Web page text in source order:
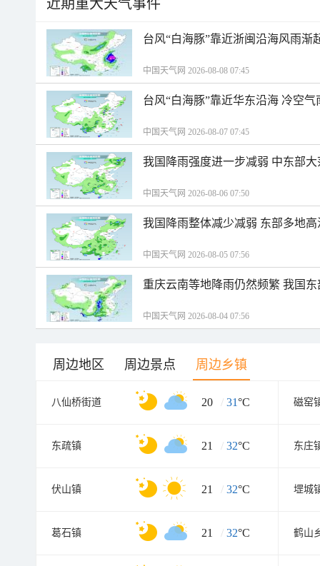
近期重大天气事件
台风“白海豚”靠近浙闽沿海风雨渐
中国天气网 2026-08-08 07:45
台风“白海豚”靠近华东沿海 冷空
中国天气网 2026-08-07 07:45
我国降雨强度进一步减弱 中东部
中国天气网 2026-08-06 07:50
我国降雨整体减少减弱 东部多地
中国天气网 2026-08-05 07:56
重庆云南等地降雨仍然频繁 我国
中国天气网 2026-08-04 07:56
周边地区 周边景点 周边乡镇
八仙桥街道 20 / 31°C 磁窑
东疏镇 21 / 32°C 东庄
伏山镇 21 / 32°C 堽城
葛石镇 21 / 32°C 鹤山